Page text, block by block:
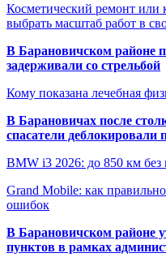
Косметический ремонт или
выбрать масштаб работ в
В Барановичском районе
задерживали со стрельбой
Кому показана лечебная
В Барановичах после
спасатели деблокировали
BMW i3 2026: до 850 км без
Grand Mobile: как
ошибок
В Барановичском районе
пунктов в рамках